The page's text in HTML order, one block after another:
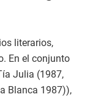
literarios,
En el conjunto
Julia (1987,
Blanca 1987)),